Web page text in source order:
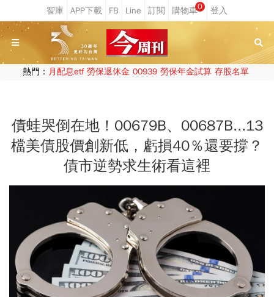
0
熱門： 月配息etf 勞保退休金 00939 勞保年金試算 存股名單
債蛙哭倒在地！00679B、00687B...13
檔美債股價創新低，虧損40％還要撐？
債市逆勢求生術看這裡